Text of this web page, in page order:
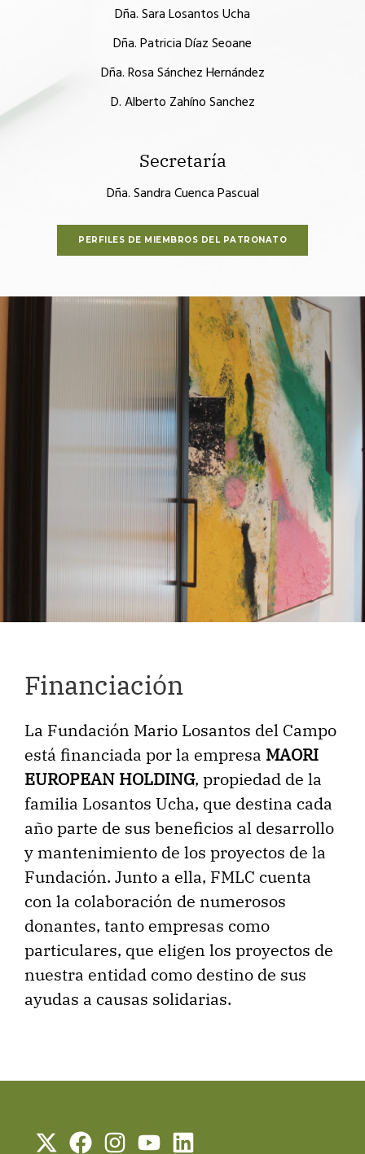
Dña. Sara Losantos Ucha
Dña. Patricia Díaz Seoane
Dña. Rosa Sánchez Hernández
D. Alberto Zahíno Sanchez
Secretaría
Dña. Sandra Cuenca Pascual
PERFILES DE MIEMBROS DEL PATRONATO
Financiación
La Fundación Mario Losantos del Campo
está financiada por la empresa MAORI
EUROPEAN HOLDING, propiedad de la
familia Losantos Ucha, que destina cada
año parte de sus beneficios al desarrollo
y mantenimiento de los proyectos de la
Fundación. Junto a ella, FMLC cuenta
con la colaboración de numerosos
donantes, tanto empresas como
particulares, que eligen los proyectos de
nuestra entidad como destino de sus
ayudas a causas solidarias.